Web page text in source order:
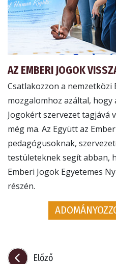
AZ EMBERI JOGOK
Csatlakozzon a nemzetközi
mozgalomhoz azáltal, hogy
Jogokért szervezet tagjává
még ma. Az Együtt az
pedagógusoknak,
testületeknek segít abban,
Emberi Jogok Egyetemes
részén.
Előző